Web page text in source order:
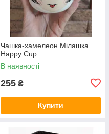
Чашка-хамелеон Мілашка
Happy Cup
В наявності
255 ₴
Купити